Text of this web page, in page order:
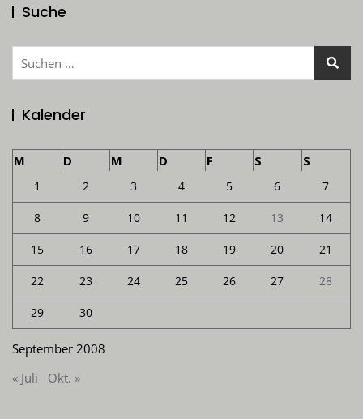
Suche
Suchen
Kalender
September 2008
M D M D F S S
1 2 3 4 5 6 7
8 9 10 11 12 13 14
15 16 17 18 19 20 21
22 23 24 25 26 27 28
29 30
« Juli Okt. »